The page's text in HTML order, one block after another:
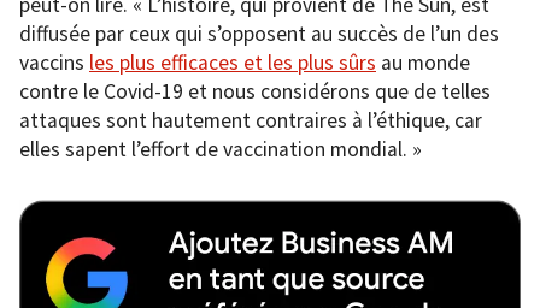
diffusée par ceux qui s’opposent au succès de l’un des
vaccins les plus efficaces et les plus sûrs au monde
contre le Covid-19 et nous considérons que de telles
attaques sont hautement contraires à l’éthique, car
elles sapent l’effort de vaccination mondial. »